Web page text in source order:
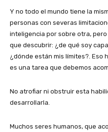
Y no todo el mundo tiene la
personas con severas
inteligencia por sobre otra,
que descubrir: ¿de qué soy
¿dónde están mis límites?. Eso
es una tarea que debemos
No atrofiar ni obstruir esta
desarrollarla.
Muchos seres humanos, que